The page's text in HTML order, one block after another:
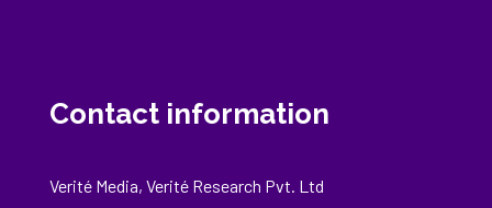
Contact information
Verité Media, Verité Research Pvt. Ltd